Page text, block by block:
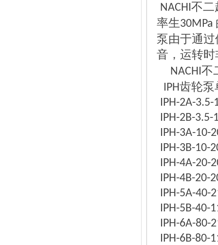
NACHI不二
率生30MPa
泵由于通
音，运转
NACHI不
IPH齿轮泵
IPH-2A-3.5-
IPH-2B-3.5-
IPH-3A-10-
IPH-3B-10-
IPH-4A-20-
IPH-4B-20-
IPH-5A-40-
IPH-5B-40-
IPH-6A-80-
IPH-6B-80-